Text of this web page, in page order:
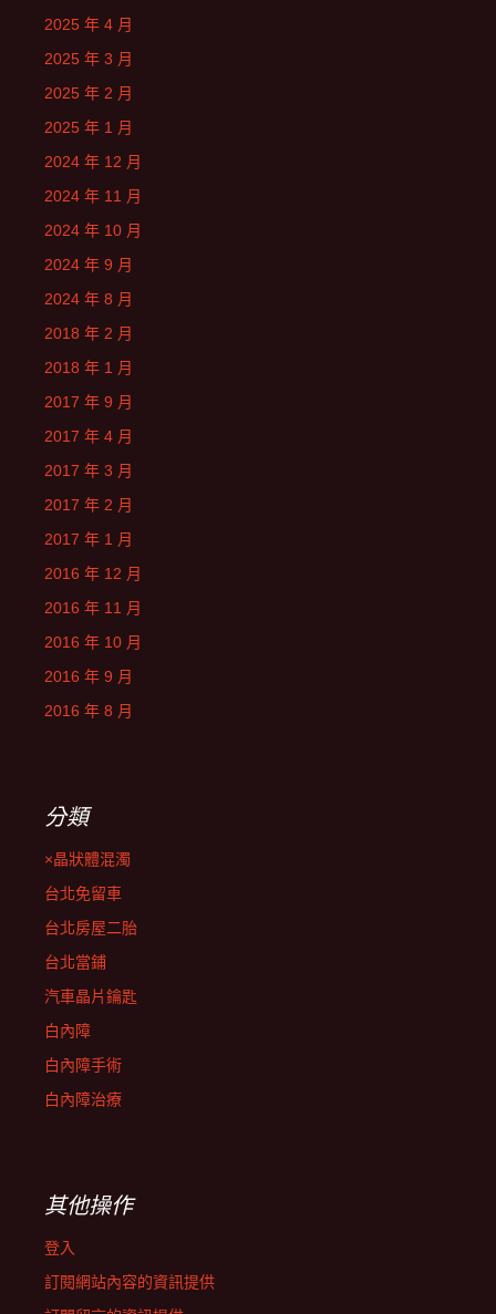
2025 年 4 月
2025 年 3 月
2025 年 2 月
2025 年 1 月
2024 年 12 月
2024 年 11 月
2024 年 10 月
2024 年 9 月
2024 年 8 月
2018 年 2 月
2018 年 1 月
2017 年 9 月
2017 年 4 月
2017 年 3 月
2017 年 2 月
2017 年 1 月
2016 年 12 月
2016 年 11 月
2016 年 10 月
2016 年 9 月
2016 年 8 月
分類
×晶狀體混濁
台北免留車
台北房屋二胎
台北當鋪
汽車晶片鑰匙
白內障
白內障手術
白內障治療
其他操作
登入
訂閱網站內容的資訊提供